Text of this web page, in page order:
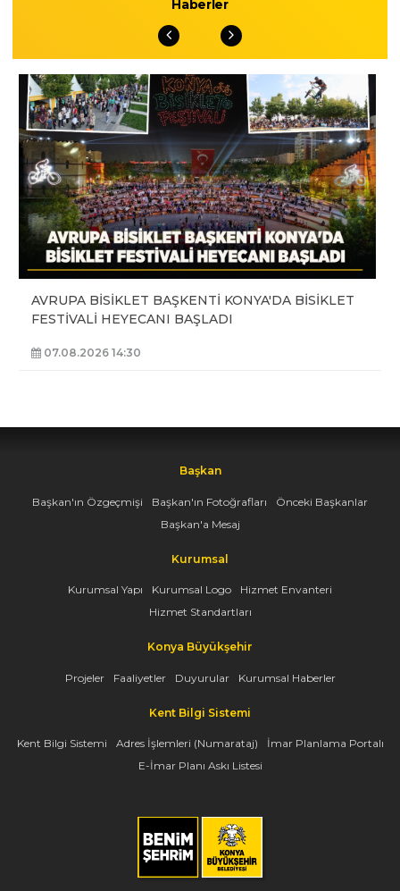
Haberler
AVRUPA BİSİKLET BAŞKENTİ KONYA'DA BİSİKLET
FESTİVALİ HEYECANI BAŞLADI
07.08.2026 14:30
Başkan
Başkan'ın Özgeçmişi Başkan'ın Fotoğrafları
Önceki Başkanlar
Başkan'a Mesaj
Kurumsal
Kurumsal Yapı Kurumsal Logo
Hizmet Envanteri
Hizmet Standartları
Konya Büyükşehir
Projeler Faaliyetler Duyurular Kurumsal Haberler
Kent Bilgi Sistemi
Kent Bilgi Sistemi Adres İşlemleri (Numarataj)
İmar Planlama Portalı
E-İmar Planı Askı Listesi